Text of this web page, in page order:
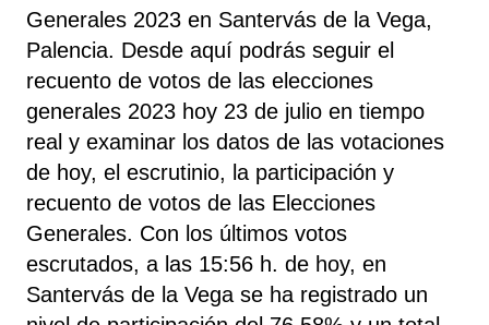
Generales 2023 en Santervás de la Vega,
Palencia. Desde aquí podrás seguir el
recuento de votos de las elecciones
generales 2023 hoy 23 de julio en tiempo
real y examinar los datos de las votaciones
de hoy, el escrutinio, la participación y
recuento de votos de las Elecciones
Generales. Con los últimos votos
escrutados, a las 15:56 h. de hoy, en
Santervás de la Vega se ha registrado un